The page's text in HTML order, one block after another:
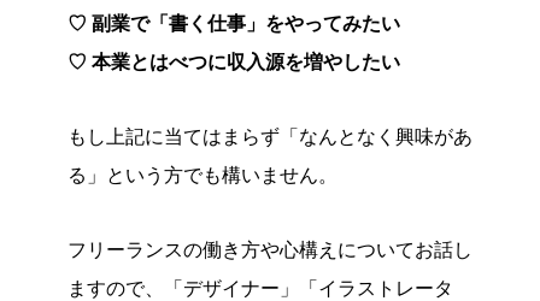
♡ 副業で「書く仕事」をやってみたい
♡ 本業とはべつに収入源を増やしたい
もし上記に当てはまらず「なんとなく興味があ
る」という方でも構いません。
フリーランスの働き方や心構えについてお話し
ますので、「デザイナー」「イラストレータ